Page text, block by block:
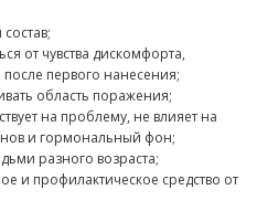
от чувства дискомфорта,
первого нанесения;
область поражения;
на проблему, не влияет на
и гормональный фон;
разного возраста;
и профилактическое средство от